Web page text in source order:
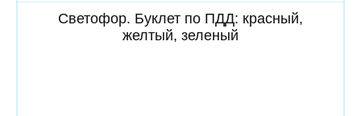
Светофор. Буклет по ПДД: красный,
желтый, зеленый